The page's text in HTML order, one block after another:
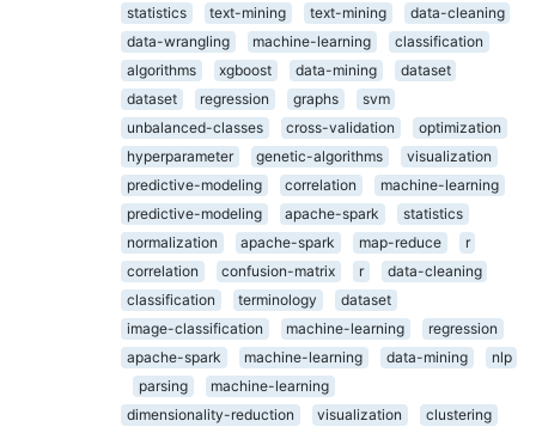
statistics
text-mining text-mining
data-cleaning
data-wrangling
machine-learning
classification
algorithms
xgboost data-mining
dataset
dataset
regression graphs
svm
unbalanced-classes
cross-validation
optimization
hyperparameter
genetic-algorithms
visualization
predictive-modeling
correlation
machine-learning
predictive-modeling
apache-spark
statistics
normalization
apache-spark map-reduce
r
correlation
confusion-matrix r
data-cleaning
classification
terminology
dataset
image-classification
machine-learning
regression
apache-spark
machine-learning data-mining
nlp
parsing
machine-learning
dimensionality-reduction
visualization
clustering